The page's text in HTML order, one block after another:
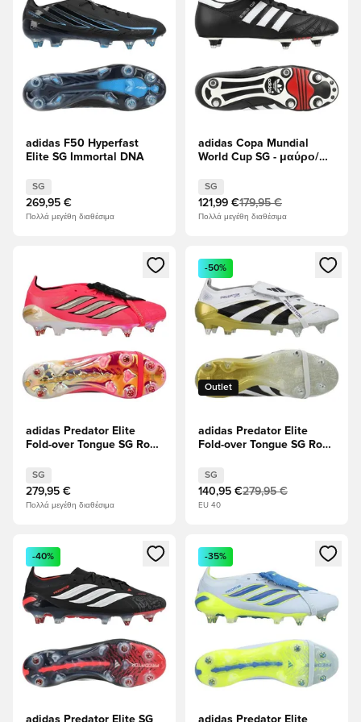
adidas F50 Hyperfast
Elite SG Immortal DNA
SG
269,95 €
Πολλά μεγέθη διαθέσιμα
adidas Copa Mundial
World Cup SG - μαύρο/
SG
121,99 €179,95 €
Πολλά μεγέθη διαθέσιμα
Ανοίγει ένα Modal για να συνδεθείτε ή να εγγραφείτε ως
adidas Predator Elite
Fold-over Tongue SG Road
Turbo/Thermal Chrome/
μαύρο
SG
279,95 €
Πολλά μεγέθη διαθέσιμα
Ανοίγει ένα Modal για να
Outlet
-50%
adidas Predator Elite
Fold-over Tongue SG Road
Λευκά/μαύρο/Χρυσό
Μεταλλικό
SG
140,95 €279,95 €
EU 40
Ανοίγει ένα Modal για να συνδεθείτε ή να εγγραφείτε ως
-40%
adidas Predator Elite SG
Ανοίγει ένα Modal για να
-35%
adidas Predator Elite